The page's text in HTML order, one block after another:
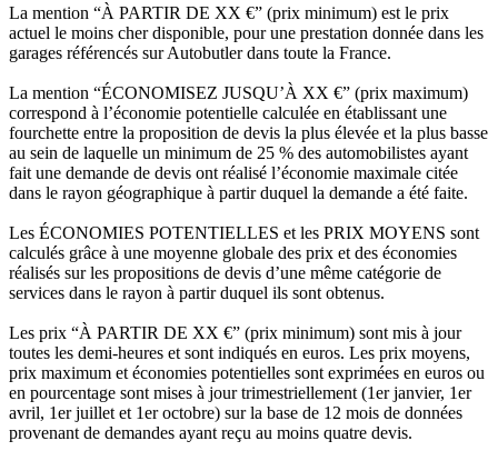
La mention “À PARTIR DE XX €” (prix minimum) est le prix
actuel le moins cher disponible, pour une prestation donnée dans les
garages référencés sur Autobutler dans toute la France.
La mention “ÉCONOMISEZ JUSQU’À XX €” (prix maximum)
correspond à l’économie potentielle calculée en établissant une
fourchette entre la proposition de devis la plus élevée et la plus basse
au sein de laquelle un minimum de 25 % des automobilistes ayant
fait une demande de devis ont réalisé l’économie maximale citée
dans le rayon géographique à partir duquel la demande a été faite.
Les ÉCONOMIES POTENTIELLES et les PRIX MOYENS sont
calculés grâce à une moyenne globale des prix et des économies
réalisés sur les propositions de devis d’une même catégorie de
services dans le rayon à partir duquel ils sont obtenus.
Les prix “À PARTIR DE XX €” (prix minimum) sont mis à jour
toutes les demi-heures et sont indiqués en euros. Les prix moyens,
prix maximum et économies potentielles sont exprimées en euros ou
en pourcentage sont mises à jour trimestriellement (1er janvier, 1er
avril, 1er juillet et 1er octobre) sur la base de 12 mois de données
provenant de demandes ayant reçu au moins quatre devis.